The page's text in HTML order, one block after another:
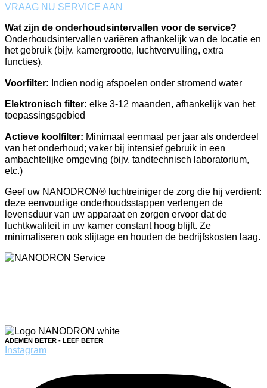
VRAAG NU SERVICE AAN
Wat zijn de onderhoudsintervallen voor de service?
Onderhoudsintervallen variëren afhankelijk van de locatie en
het gebruik (bijv. kamergrootte, luchtvervuiling, extra
functies).
Voorfilter: Indien nodig afspoelen onder stromend water
Elektronisch filter: elke 3-12 maanden, afhankelijk van het
toepassingsgebied
Actieve koolfilter: Minimaal eenmaal per jaar als onderdeel
van het onderhoud; vaker bij intensief gebruik in een
ambachtelijke omgeving (bijv. tandtechnisch laboratorium,
etc.)
Geef uw NANODRON® luchtreiniger de zorg die hij verdient:
deze eenvoudige onderhoudsstappen verlengen de
levensduur van uw apparaat en zorgen ervoor dat de
luchtkwaliteit in uw kamer constant hoog blijft. Ze
minimaliseren ook slijtage en houden de bedrijfskosten laag.
ADEMEN BETER - LEEF BETER
Instagram